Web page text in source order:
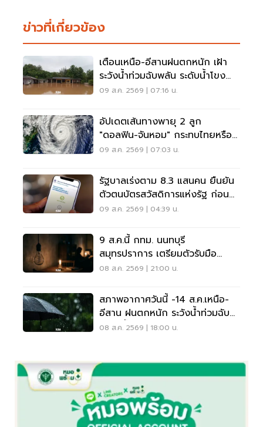
ข่าวที่เกี่ยวข้อง
เตือนเหนือ-อีสานฝนตกหนัก เฝ้า
ระวังน้ำท่วมฉับพลัน ระดับน้ำโขง
เพิ่มสูง
09 ส.ค. 2569 | 07:16 น.
อัปเดตเส้นทางพายุ 2 ลูก
"ดอลฟิน-จันหอม" กระทบไทยหรือ
ไม่ เช็กเลย
09 ส.ค. 2569 | 07:03 น.
รัฐบาลเร่งตาม 8.3 แสนคน ยืนยัน
ตัวตนบัตรสวัสดิการแห่งรัฐ ก่อน
พลาดสิทธิ
09 ส.ค. 2569 | 04:39 น.
9 ส.ค.นี้ กทม. นนทบุรี
สมุทรปราการ เตรียมตัวรับมือ
'ไฟฟ้าดับ' หลายจุด
08 ส.ค. 2569 | 21:00 น.
สภาพอากาศวันนี้ -14 ส.ค.เหนือ-
อีสาน ฝนตกหนัก ระวังน้ำท่วมฉับ
พลัน น้ำป่าไหลหลาก
08 ส.ค. 2569 | 18:00 น.